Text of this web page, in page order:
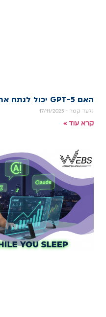
האם GPT-5 יכול לנתח את התוכן של המתחרים שלי?
גלעד קמר
קרא עוד »